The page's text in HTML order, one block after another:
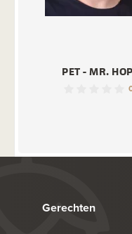
PET - MR. HOP
Gerechten